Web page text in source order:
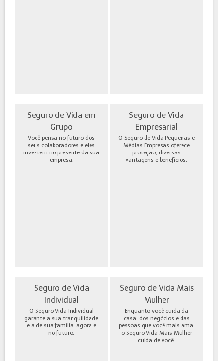
Seguro de Vida em
Grupo
Você pensa no futuro dos
seus colaboradores e eles
investem no presente da sua
empresa.
Seguro de Vida
Empresarial
O Seguro de Vida Pequenas e
Médias Empresas oferece
proteção, diversas
vantagens e benefícios.
Seguro de Vida
Individual
O Seguro Vida Individual
garante a sua tranquilidade
e a de sua família, agora e
no futuro.
Seguro de Vida Mais
Mulher
Enquanto você cuida da
casa, dos negócios e das
pessoas que você mais ama,
o Seguro Vida Mais Mulher
cuida de você.